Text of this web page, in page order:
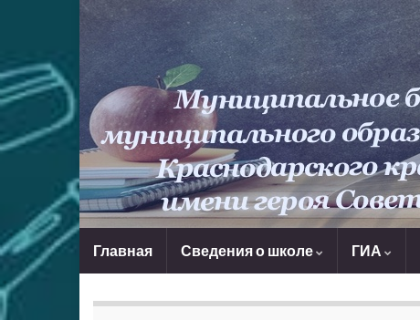
Главная Сведения о школе ГИА